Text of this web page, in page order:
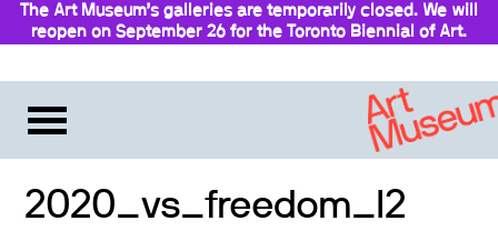
The Art Museum’s galleries are temporarily closed. We will
reopen on September 26 for the Toronto Biennial of Art.
2020_vs_freedom_l2